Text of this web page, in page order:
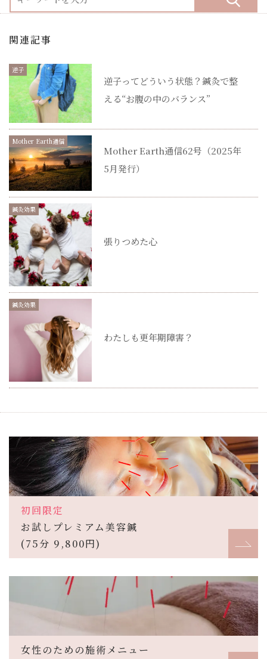
関連記事
逆子
逆子ってどういう状態？鍼灸で整
える“お腹の中のバランス”
Mother Earth通信
Mother Earth通信62号（2025年
5月発行）
鍼灸効果
張りつめた心
鍼灸効果
わたしも更年期障害？
初回限定
お試しプレミアム美容鍼
(75分 9,800円)
女性のための施術メニュー